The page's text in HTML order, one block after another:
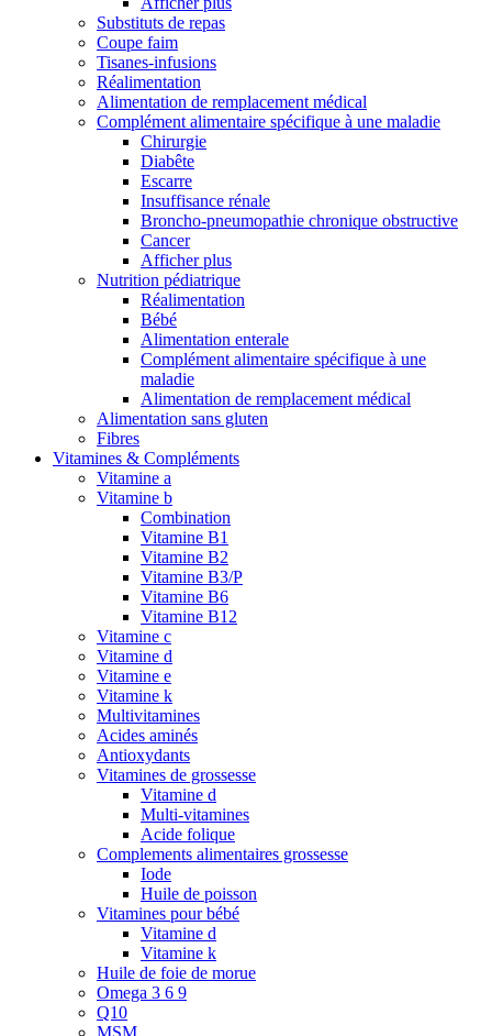
Substituts de repas
Coupe faim
Tisanes-infusions
Réalimentation
Alimentation de remplacement médical
Complément alimentaire spécifique à une maladie
Chirurgie
Diabête
Escarre
Insuffisance rénale
Broncho-pneumopathie chronique obstructive
Cancer
Afficher plus
Nutrition pédiatrique
Réalimentation
Bébé
Alimentation enterale
Complément alimentaire spécifique à une
maladie
Alimentation de remplacement médical
Alimentation sans gluten
Fibres
Vitamines & Compléments
Vitamine a
Vitamine b
Combination
Vitamine B1
Vitamine B2
Vitamine B3/P
Vitamine B6
Vitamine B12
Vitamine c
Vitamine d
Vitamine e
Vitamine k
Multivitamines
Acides aminés
Antioxydants
Vitamines de grossesse
Vitamine d
Multi-vitamines
Acide folique
Complements alimentaires grossesse
Iode
Huile de poisson
Vitamines pour bébé
Vitamine d
Vitamine k
Huile de foie de morue
Omega 3 6 9
Q10
MSM